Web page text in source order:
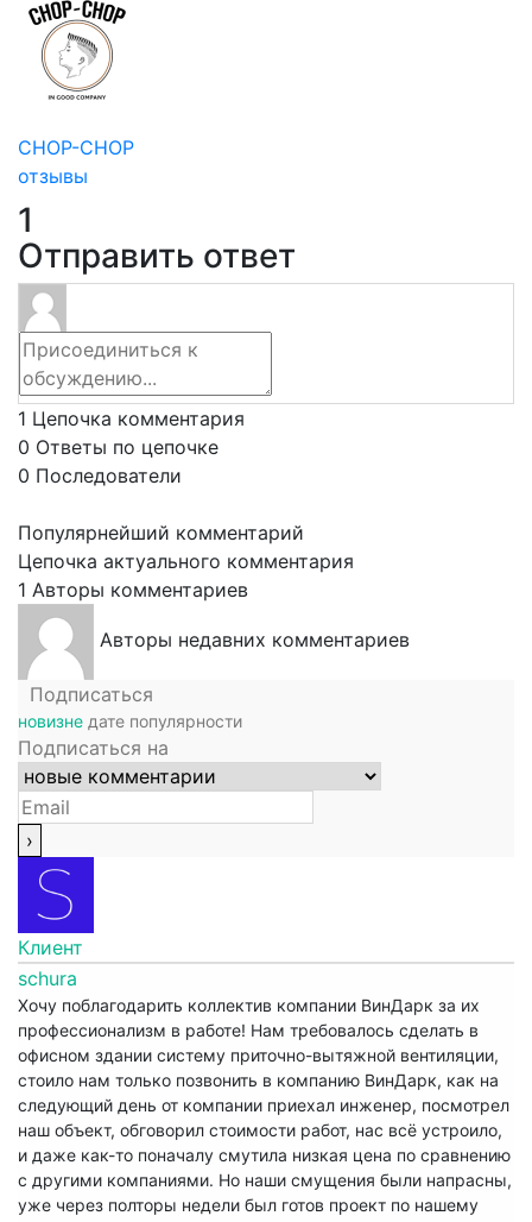
CHOP-CHOP
отзывы
1
Отправить ответ
1 Цепочка комментария
0 Ответы по цепочке
0 Последователи
Популярнейший комментарий
Цепочка актуального комментария
1 Авторы комментариев
Авторы недавних комментариев
Подписаться
новизне дате популярности
Подписаться на
Клиент
schura
Хочу поблагодарить коллектив компании ВинДарк за их
профессионализм в работе! Нам требовалось сделать в
офисном здании систему приточно-вытяжной вентиляции,
стоило нам только позвонить в компанию ВинДарк, как на
следующий день от компании приехал инженер, посмотрел
наш объект, обговорил стоимости работ, нас всё устроило,
и даже как-то поначалу смутила низкая цена по сравнению
с другими компаниями. Но наши смущения были напрасны,
уже через полторы недели был готов проект по нашему